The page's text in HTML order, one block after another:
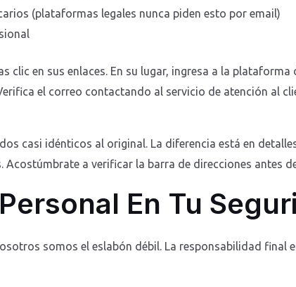
(plataformas legales nunca piden esto por email)
clic en sus enlaces. En su lugar, ingresa a la
el correo contactando al servicio de atención al
casi idénticos al original. La diferencia está en
a verificar la barra de direcciones antes
En Tu
somos el eslabón débil. La responsabilidad final